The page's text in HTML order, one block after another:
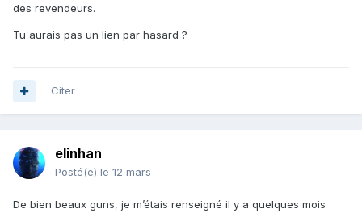
des revendeurs.
Tu aurais pas un lien par hasard ?
Citer
elinhan
Posté(e) le 12 mars
De bien beaux guns, je m’étais renseigné il y a quelques mois